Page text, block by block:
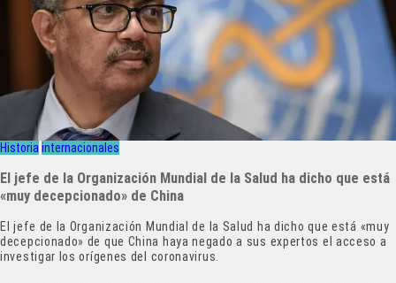
Historia internacionales
El jefe de la Organización Mundial de la Salud ha dicho que está
«muy decepcionado» de China
El jefe de la Organización Mundial de la Salud ha dicho que está «muy
decepcionado» de que China haya negado a sus expertos el acceso a
investigar los orígenes del coronavirus.